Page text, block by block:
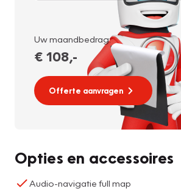
Uw maandbedrag:
€ 108,-
Offerte aanvragen
Opties en accessoires
Audio-navigatie full map